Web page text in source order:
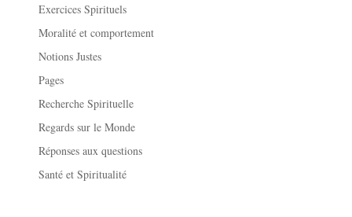
Exercices Spirituels
Moralité et comportement
Notions Justes
Pages
Recherche Spirituelle
Regards sur le Monde
Réponses aux questions
Santé et Spiritualité